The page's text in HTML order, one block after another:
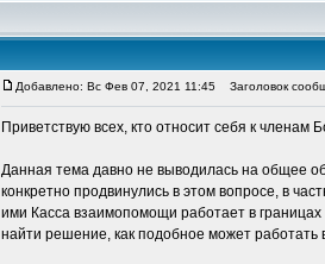
Добавлено: Вс Фев 07, 2021 11:45 Заголовок
Приветствую всех, кто относит себя к членам
Данная тема давно не выводилась на общее
конкретно продвинулись в этом вопросе, в
ими Касса взаимопомощи работает в границах
найти решение, как подобное может